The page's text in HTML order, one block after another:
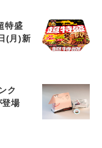
特盛
(月)新
ク
登場